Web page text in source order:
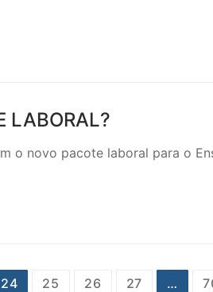
LABORAL?
o novo pacote laboral para o
24 25 26 27 …